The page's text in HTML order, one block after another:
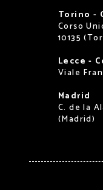
Torino -
Corso
10135
Lecce -
Viale
Madrid
C. de la
(Madrid)